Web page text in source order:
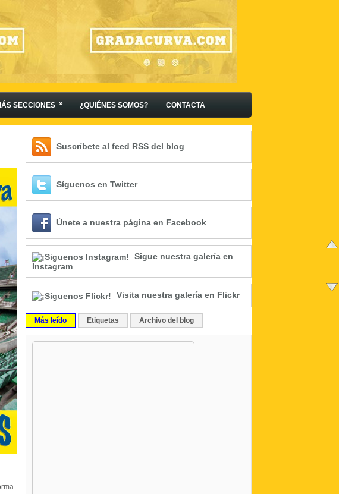
SECCIONES » ¿QUIÉNES SOMOS? CONTACTA
Suscríbete al feed RSS del blog
Síguenos en Twitter
Únete a nuestra página en Facebook
Sigue nuestra galería en
Instagram
Visita nuestra galería en Flickr
Más leído Etiquetas Archivo del blog